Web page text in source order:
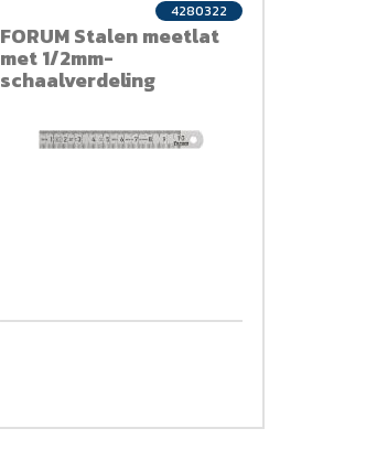
FORUM Stalen meetlat
met 1/2mm-
schaalverdeling
4280322